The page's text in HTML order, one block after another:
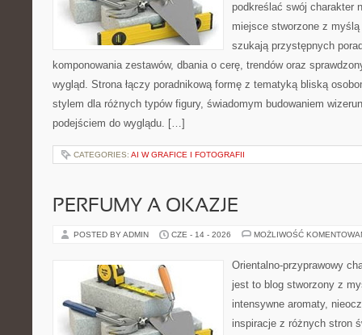
podkreślać swój charakter
miejsce stworzone z
szukają przystępnych
komponowania zestawów, dbania o cerę, trendów oraz
wygląd. Strona łączy poradnikową formę z tematyką bliską
stylem dla różnych typów figury, świadomym budowaniem
podejściem do wyglądu. […]
CATEGORIES: AI W GRAFICE I FOTOGRAFII
PERFUMY A OKAZJE
POSTED BY ADMIN CZE - 14 - 2026 MOŻLIWOŚĆ
Orientalno-przyprawowy
jest to blog stworzony z
intensywne aromaty,
inspiracje z różnych stron